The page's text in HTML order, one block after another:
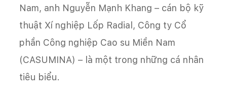
Nam, anh Nguyễn Mạnh Khang – cán bộ kỹ
thuật Xí nghiệp Lốp Radial, Công ty Cổ
phần Công nghiệp Cao su Miền Nam
(CASUMINA) – là một trong những cá nhân
tiêu biểu.